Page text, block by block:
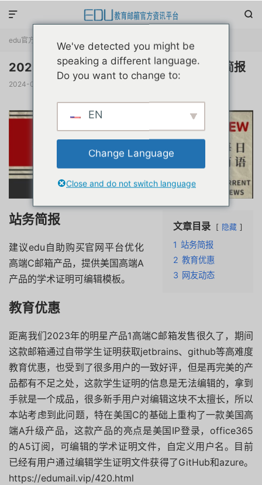


edu官方简报 正文
20240120互联网教育优惠申请注册动态简报
2024-01-20 阅读(309
文章目录 隐藏
1 站务简报
2 教育优惠
3 网友动态
站务简报
建议edu自助购买官网平台优化
高端C邮箱产品，提供美国高端A
产品的学术证明可编辑模板。
教育优惠
距离我们2023年的明星产品1高端C邮箱发售很久了，期间
这款邮箱通过自带学生证明获取jetbrains、github等高难度
教育优惠，也受到了很多用户的一致好评，但是再完美的产
品都有不足之处，这款学生证明的信息是无法编辑的，拿到
手就是一个成品，很多新手用户对编辑这块不太擅长，所以
本站考虑到此问题，特在美国C的基础上重构了一款美国高
端A升级产品，这款产品的亮点是美国IP登录，office365
的A5订阅，可编辑的学术证明文件，自定义用户名。目前
已经有用户通过编辑学生证明文件获得了GitHub和azure。
https://edumail.vip/420.html
We've detected you might be
speaking a different language.
Do you want to change to:
EN
Change Language
Close and do not switch language